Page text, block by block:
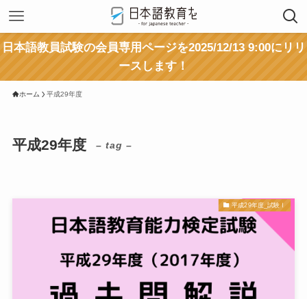
日本語教員試験の会員専用ページを2025/12/13 9:00にリリ
ースします！
ホーム 平成29年度
平成29年度 – tag –
平成29年度_試験Ⅰ